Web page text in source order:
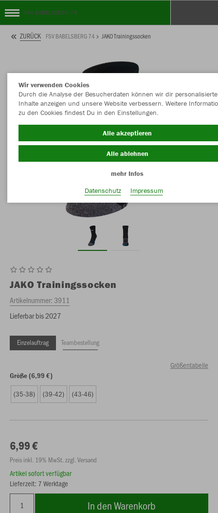
FSV BABELSBERG 74
ZURÜCK FSV BABELSBERG 74 JAKO Trainingssocken
JAKO Trainingssocken
Artikelnummer:3911
Lieferbar bis 2027
Einzelauftrag Teambestellung
Größentabelle
Größe (6,99 €)
(35-38) (39-42) (43-46)
6,99 €
Preis inkl. 19% MwSt. zzgl. Versand
Artikel sofort verfügbar
Lieferzeit: 7 Werktage
In den Warenkorb
Wir verwenden Cookies
Durch die Analyse der Besucherdaten können wir dir personalisierte
Inhalte anzeigen und unsere Website verbessern. Weitere
zu den Cookies findest Du in den Einstellungen.
Alle akzeptieren
Alle ablehnen
mehr Infos
Datenschutz
Impressum